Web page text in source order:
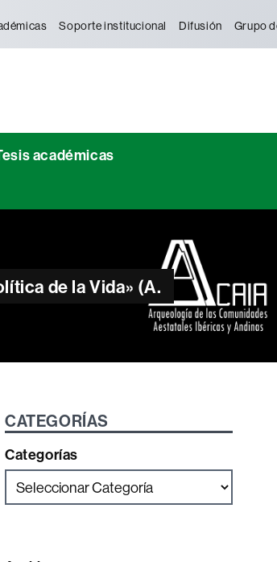
Soporte institucional Difusión Grupo
académicas
de la Vida» (A.
CATEGORÍAS
Categorías